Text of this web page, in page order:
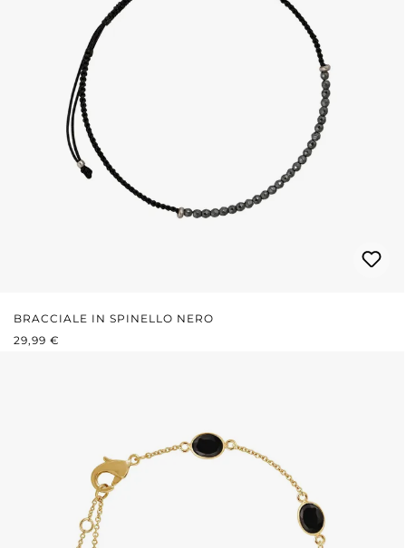
BRACCIALE IN SPINELLO NERO
PREZZO NORMALE:
29,99 €